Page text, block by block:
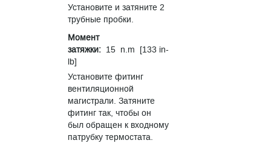
Установите и затяните 2
трубные пробки.
Момент
затяжки: 15 n.m [133 in-
lb]
Установите фитинг
вентиляционной
магистрали. Затяните
фитинг так, чтобы он
был обращен к входному
патрубку термостата.